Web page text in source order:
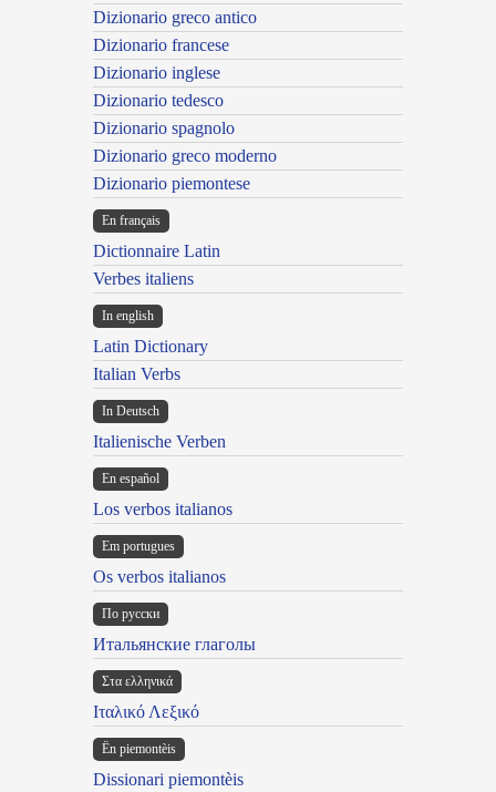
Dizionario greco antico
Dizionario francese
Dizionario inglese
Dizionario tedesco
Dizionario spagnolo
Dizionario greco moderno
Dizionario piemontese
En français
Dictionnaire Latin
Verbes italiens
In english
Latin Dictionary
Italian Verbs
In Deutsch
Italienische Verben
En español
Los verbos italianos
Em portugues
Os verbos italianos
По русски
Итальянские глаголы
Στα ελληνικά
Ιταλικό Λεξικό
Ën piemontèis
Dissionari piemontèis